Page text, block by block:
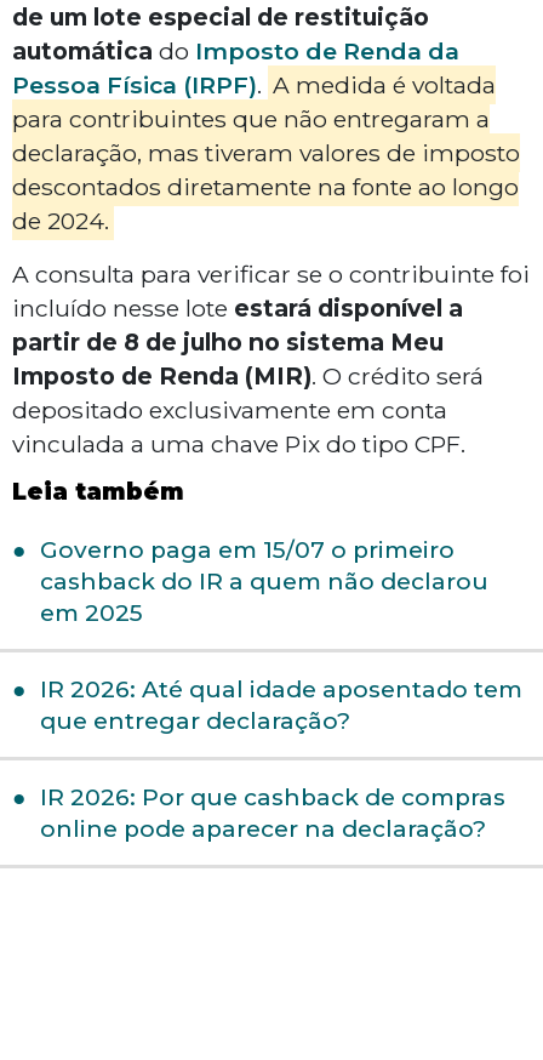
de um lote especial de restituição
automática do Imposto de Renda da
Pessoa Física (IRPF). A medida é voltada
para contribuintes que não entregaram a
declaração, mas tiveram valores de imposto
descontados diretamente na fonte ao longo
de 2024.
A consulta para verificar se o contribuinte foi
incluído nesse lote estará disponível a
partir de 8 de julho no sistema Meu
Imposto de Renda (MIR). O crédito será
depositado exclusivamente em conta
vinculada a uma chave Pix do tipo CPF.
Leia também
Governo paga em 15/07 o primeiro
cashback do IR a quem não declarou
em 2025
IR 2026: Até qual idade aposentado tem
que entregar declaração?
IR 2026: Por que cashback de compras
online pode aparecer na declaração?